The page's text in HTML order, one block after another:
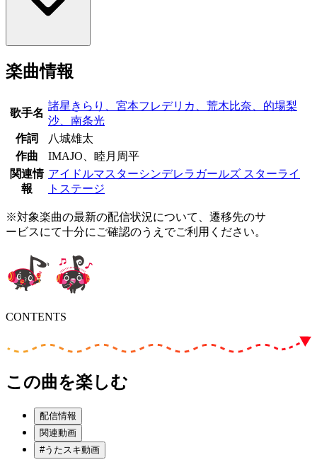
楽曲情報
歌手名
諸星きらり、宮本フレデリカ、荒木比奈、的場梨
沙、南条光
作詞
八城雄太
作曲
IMAJO、睦月周平
関連情
報
アイドルマスターシンデレラガールズ スターライ
トステージ
※対象楽曲の最新の配信状況について、遷移先のサ
ービスにて十分にご確認のうえでご利用ください。
CONTENTS
この曲を楽しむ
配信情報
関連動画
#うたスキ動画